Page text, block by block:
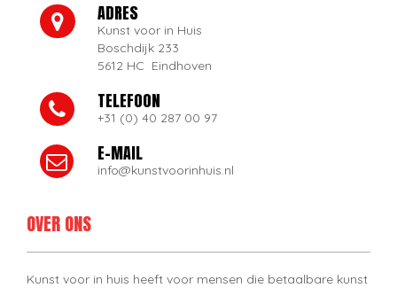
ADRES
Kunst voor in Huis
Boschdijk 233
5612 HC Eindhoven
TELEFOON
+31 (0) 40 287 00 97
E-MAIL
info@kunstvoorinhuis.nl
OVER ONS
Kunst voor in huis heeft voor mensen die betaalbare kunst